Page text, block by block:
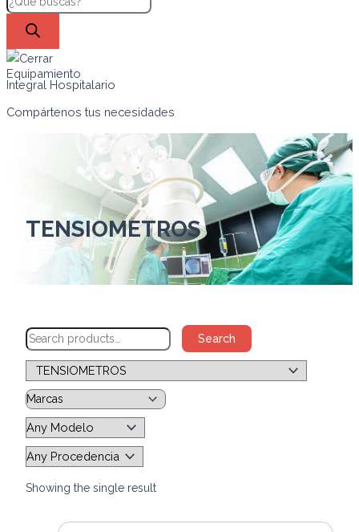
Equipamiento
Integral Hospitalario
Compártenos tus necesidades
TENSIOMETROS
Search
Showing the single result